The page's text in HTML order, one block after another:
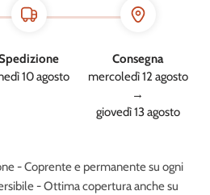
10 agosto
Consegna
mercoledì 12 agosto
→
giovedì 13 agosto
- Coprente e permanente su ogni
- Ottima copertura anche su